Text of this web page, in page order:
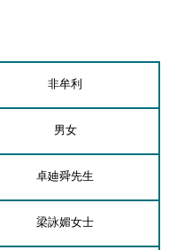
非牟利
男女
卓廸舜先生
梁詠媚女士